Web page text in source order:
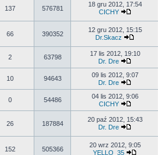
137 576781
18 gru 2012, 17:54
CICHY
66 390352
12 gru 2012, 15:15
Dr.Skacz
2 63798
17 lis 2012, 19:10
Dr. Dre
10 94643
09 lis 2012, 9:07
Dr. Dre
0 54486
04 lis 2012, 9:06
CICHY
26 187884
20 paź 2012, 15:43
Dr. Dre
152 505366
20 wrz 2012, 9:05
YELLO_35